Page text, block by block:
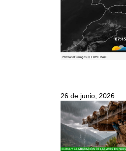
26 de junio, 2026